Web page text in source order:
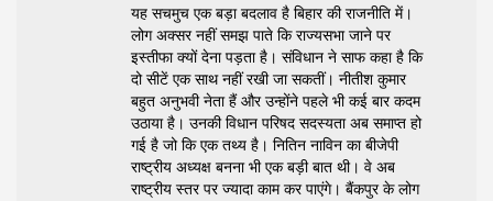
यह सचमुच एक बड़ा बदलाव है बिहार की राजनीति में।
लोग अक्सर नहीं समझ पाते कि राज्यसभा जाने पर
इस्तीफा क्यों देना पड़ता है। संविधान ने साफ कहा है कि
दो सीटें एक साथ नहीं रखी जा सकतीं। नीतीश कुमार
बहुत अनुभवी नेता हैं और उन्होंने पहले भी कई बार कदम
उठाया है। उनकी विधान परिषद सदस्यता अब समाप्त हो
गई है जो कि एक तथ्य है। नितिन नाविन का बीजेपी
राष्ट्रीय अध्यक्ष बनना भी एक बड़ी बात थी। वे अब
राष्ट्रीय स्तर पर ज्यादा काम कर पाएंगे। बैंकपुर के लोग